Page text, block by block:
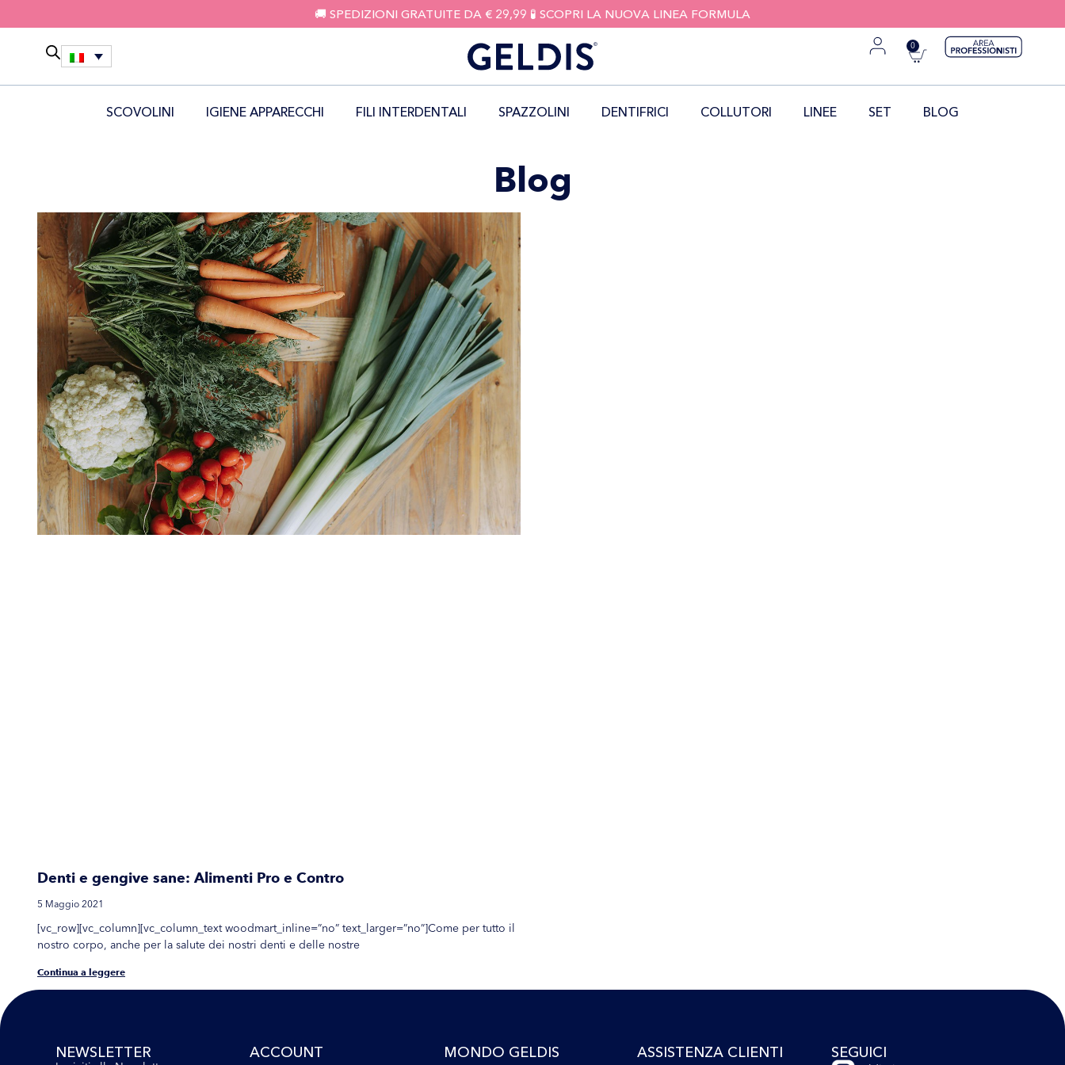
🚚 SPEDIZIONI GRATUITE DA € 29,99 🧪 SCOPRI LA NUOVA LINEA FORMULA
0
SCOVOLINI IGIENE APPARECCHI FILI INTERDENTALI SPAZZOLINI DENTIFRICI COLLUTORI LINEE SET BLOG
Blog
Denti e gengive sane: Alimenti Pro e Contro
5 Maggio 2021
[vc_row][vc_column][vc_column_text woodmart_inline=”no” text_larger=”no”]Come per tutto il
nostro corpo, anche per la salute dei nostri denti e delle nostre
Continua a leggere
NEWSLETTER ACCOUNT MONDO GELDIS ASSISTENZA CLIENTI SEGUICI